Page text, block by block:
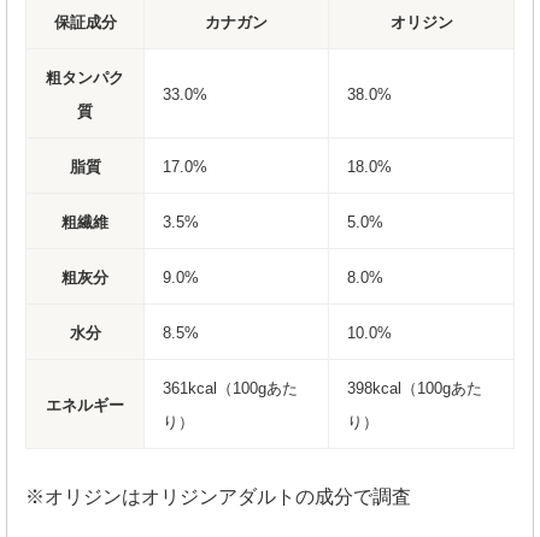
保証成分 カナガン オリジン
粗タンパク
質
33.0% 38.0%
脂質 17.0% 18.0%
粗繊維 3.5% 5.0%
粗灰分 9.0% 8.0%
水分 8.5% 10.0%
エネルギー
361kcal（100gあた
り）
398kcal（100gあた
り）
※オリジンはオリジンアダルトの成分で調査